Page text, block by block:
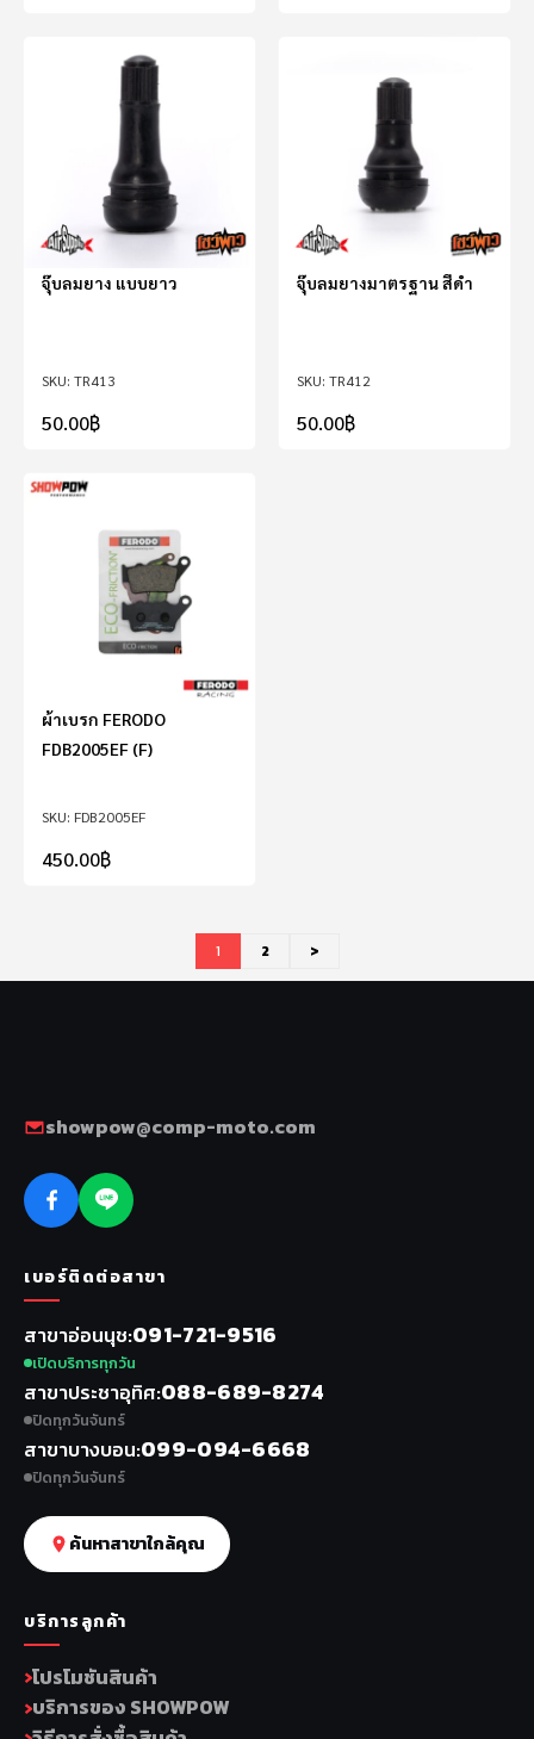
TR413
จุ๊บลมยาง แบบยาว
50.00฿
TR412
จุ๊บลมยางมาตรฐาน สีดำ
50.00฿
FDB2005EF
ผ้าเบรก FERODO
FDB2005EF (F)
450.00฿
1 2 >
showpow@comp-moto.com
เบอร์ติดต่อสาขา
สาขาอ่อนนุช 091-721-9516
เปิดบริการทุกวัน
สาขาประชาอุทิศ 088-689-8274
ปิดทุกวันจันทร์
สาขาบางบอน 099-094-6668
ปิดทุกวันจันทร์
ค้นหาสาขาใกล้คุณ
บริการลูกค้า
โปรโมชันสินค้า
บริการของ SHOWPOW